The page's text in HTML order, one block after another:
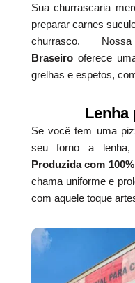
Sua churrascaria
preparar carnes
churrasco.
Braseirooferece
grelhas e espetos,
Lenha
Se você tem uma
seu forno a
Produzida com
chama uniforme e
com aquele toque